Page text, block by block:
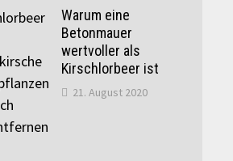
Warum eine
Betonmauer
wertvoller als
Kirschlorbeer ist
21. August 2020